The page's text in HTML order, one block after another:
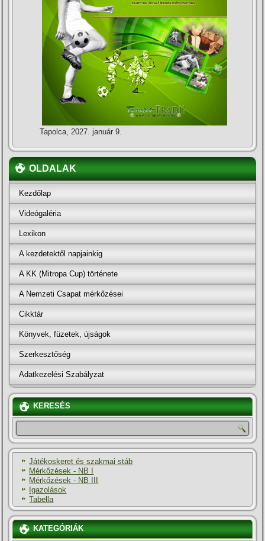
Tapolca, 2027. január 9.
OLDALAK
Kezdőlap
Videógaléria
Lexikon
A kezdetektől napjainkig
A KK (Mitropa Cup) története
A Nemzeti Csapat mérkőzései
Cikktár
Könyvek, füzetek, újságok
Szerkesztőség
Adatkezelési Szabályzat
KERESÉS
Játékoskeret és szakmai stáb
Mérkőzések - NB I
Mérkőzések - NB III
Igazolások
Tabella
KATEGÓRIÁK